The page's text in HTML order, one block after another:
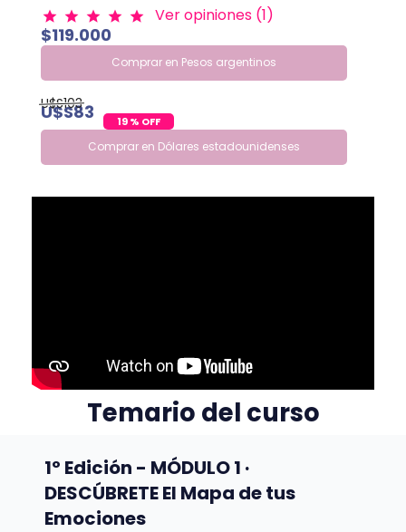
star star star star star Ver opiniones (1)
$119.000
Comprar en Pesos argentinos
U$S103
U$S83 19 % OFF
Comprar en Dólares estadounidenses
CURSO DESPIERTA TU POTENCIAL
Temario del curso
1º Edición - MÓDULO 1 ·
DESCÚBRETE El Mapa de tus
Emociones